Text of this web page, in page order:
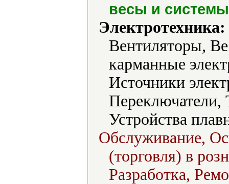
весы и
Электротехника:
Вентиляторы,
карманные
Источники
Переключатели,
Устройства
Обслуживание,
(торговля) в
Разработка,